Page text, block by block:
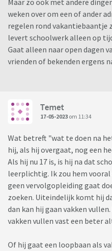
Maar zo ook met andere
weken over om een of ander
regelen rond vakantiebaantje
levert schoolwerk alleen op
Gaat alleen naar open dagen
vrienden of bekenden ergens
Temet
17-05-2023 om 11:34
Wat betreft "wat te doen na
hij, als hij overgaat, nog een
Als hij nu 17 is, is hij na dat
leerplichtig. Ik zou hem
geen vervolgopleiding gaat
zoeken. Uiteindelijk komt hij
dan kan hij gaan vakken
vakken vullen vast een beter
Of hij gaat een loopbaan als